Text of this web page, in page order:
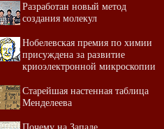
Разработан новый метод
создания молекул
Нобелевская премия по химии
присуждена за развитие
криоэлектронной микроскопии
Старейшая настенная таблица
Менделеева